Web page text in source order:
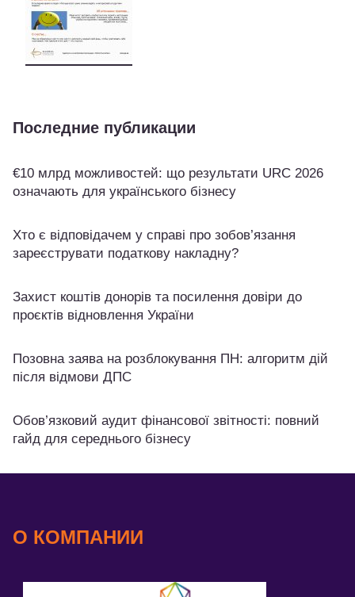
Последние публикации
€10 млрд можливостей: що результати URC 2026
означають для українського бізнесу
Хто є відповідачем у справі про зобов’язання
зареєструвати податкову накладну?
Захист коштів донорів та посилення довіри до
проєктів відновлення України
Позовна заява на розблокування ПН: алгоритм дій
після відмови ДПС
Обов’язковий аудит фінансової звітності: повний
гайд для середнього бізнесу
О КОМПАНИИ